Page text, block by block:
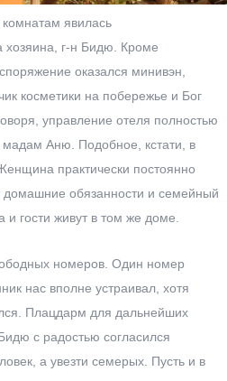
явилась
хозяина, г-н Бидю. Кроме
оказался минивэн,
косметики на побережье и Бог
управление отеля полностью
мадам Аню. Подобное, кстати, в
практически постоянно
обязанности и семейный
и гости живут в том же доме.
номеров. Один номер
нас вполне устраивал, хотя
Плацдарм для дальнейших
с радостью согласился
а увезти семерых. Пусть и в